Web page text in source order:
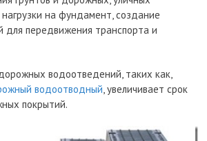
на фундамент, создание
для передвижения транспорта и
водоотведений, таких как,
водоотводный, увеличивает срок
покрытий.